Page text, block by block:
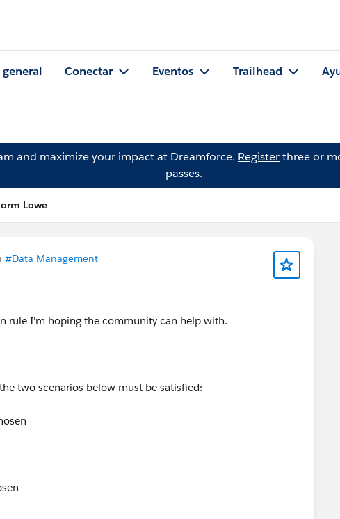
Conectar Eventos Trailhead
and maximize your impact at Dreamforce. Registerthree or
passes.
Lowe
#Data Management
rule I'm hoping the community can help with.
two scenarios below must be satisfied: